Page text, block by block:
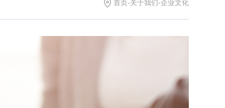
首页 -关于我们-企业文化